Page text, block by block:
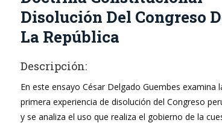
Disolución Del Congreso
La República
Descripción:
En este ensayo César Delgado Guembes examina
primera experiencia de disolución del Congreso
y se analiza el uso que realiza el gobierno de la